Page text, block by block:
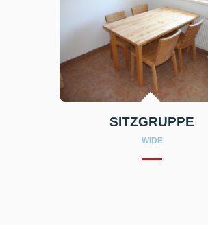
SITZGRUPPE
WIDE